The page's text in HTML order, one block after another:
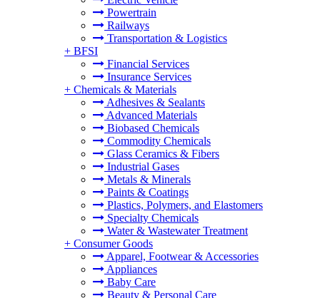
Powertrain
Railways
Transportation & Logistics
+ BFSI
Financial Services
Insurance Services
+ Chemicals & Materials
Adhesives & Sealants
Advanced Materials
Biobased Chemicals
Commodity Chemicals
Glass Ceramics & Fibers
Industrial Gases
Metals & Minerals
Paints & Coatings
Plastics, Polymers, and Elastomers
Specialty Chemicals
Water & Wastewater Treatment
+ Consumer Goods
Apparel, Footwear & Accessories
Appliances
Baby Care
Beauty & Personal Care